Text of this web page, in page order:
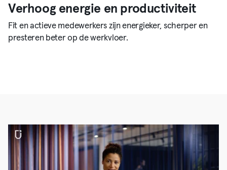
Verhoog energie en productiviteit
Fit en actieve medewerkers zijn energieker, scherper en
presteren beter op de werkvloer.